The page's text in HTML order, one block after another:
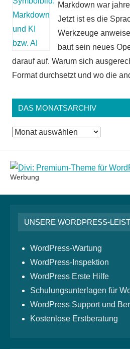
Markdown war
Jetzt ist es die
Werkzeuge
baut sein neues
darauf auf. Warum sich
Format durchsetzt und wo die
DAS MONATSARCHIV
Das
Werbung
UNSERE WORDPRESS-
WordPress-Wartung
WordPress-Inspektion
WordPress Erste Hilfe
Schulungsunterlagen für
WordPress Support und
Kostenlose Erstberatung